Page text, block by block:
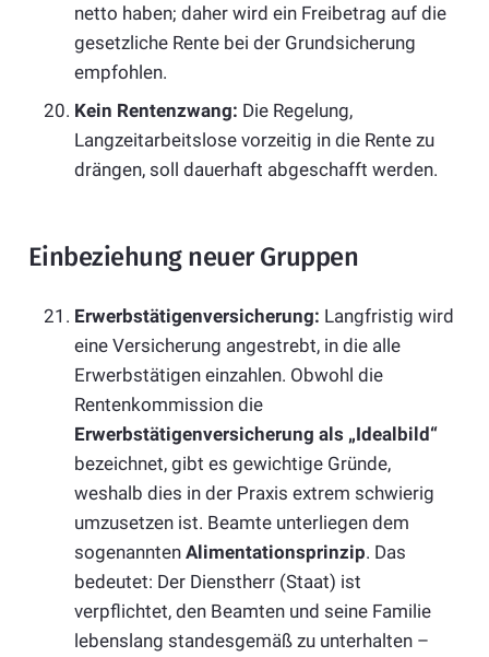
netto haben; daher wird ein Freibetrag auf die
gesetzliche Rente bei der Grundsicherung
empfohlen.
Kein Rentenzwang: Die Regelung,
Langzeitarbeitslose vorzeitig in die Rente zu
drängen, soll dauerhaft abgeschafft werden.
Einbeziehung neuer Gruppen
Erwerbstätigenversicherung: Langfristig wird
eine Versicherung angestrebt, in die alle
Erwerbstätigen einzahlen. Obwohl die
Rentenkommission die
Erwerbstätigenversicherung als „Idealbild“
bezeichnet, gibt es gewichtige Gründe,
weshalb dies in der Praxis extrem schwierig
umzusetzen ist. Beamte unterliegen dem
sogenannten Alimentationsprinzip. Das
bedeutet: Der Dienstherr (Staat) ist
verpflichtet, den Beamten und seine Familie
lebenslang standesgemäß zu unterhalten –